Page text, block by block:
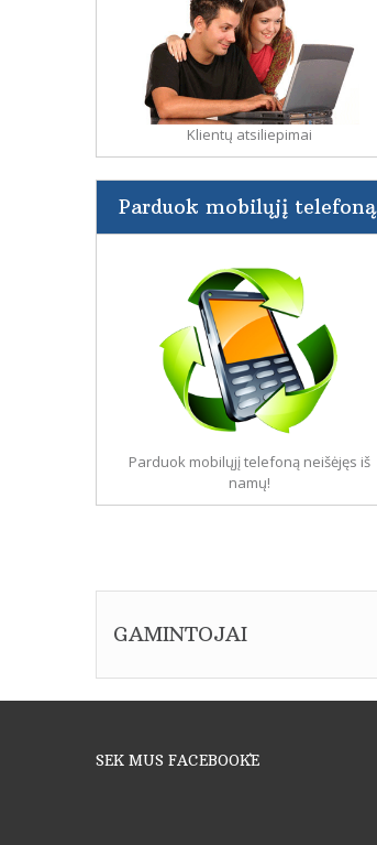
Klientų atsiliepimai
Parduok mobilųjį telefoną
Parduok mobilųjį telefoną neišėjęs iš
namų!
GAMINTOJAI
SEK MUS FACEBOOK`E